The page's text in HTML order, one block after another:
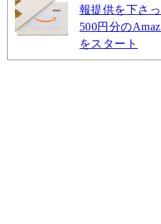
報提供を下さ
500円分の
をスタート